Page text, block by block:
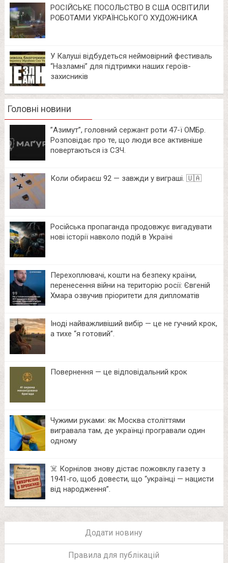
РОСІЙСЬКЕ ПОСОЛЬСТВО В США ОСВІТИЛИ
РОБОТАМИ УКРАЇНСЬКОГО ХУДОЖНИКА
У Калуші відбудеться неймовірний фестиваль
“Назламні” для підтримки наших героїв-
захисників
Головні новини
⁨”Азимут”, головний сержант роти 47-ї ОМБр.
Розповідає про те, що люди все активніше
повертаються із СЗЧ.
Коли обираєш 92 — завжди у виграші. 🇺🇦
Російська пропаганда продовжує вигадувати
нові історії навколо подій в Україні
Перехоплювачі, кошти на безпеку країни,
перенесення війни на територію росії: Євгеній
Хмара озвучив пріоритети для дипломатів
Іноді найважливіший вибір — це не гучний крок,
а тихе “я готовий”.
Повернення — це відповідальний крок
Чужими руками: як Москва століттями
вигравала там, де українці програвали один
одному
☠️ Корнілов знову дістає пожовклу газету з
1941‑го, щоб довести, що “українці — нацисти
від народження”.
Додати новину
Правила для публікацій